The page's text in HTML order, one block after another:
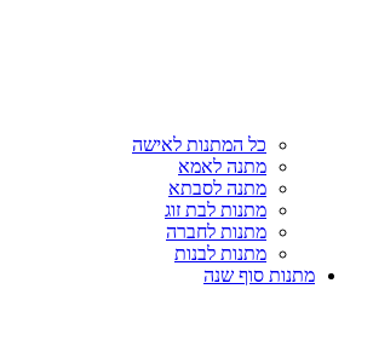
כל המתנות לאישה
מתנה לאמא
מתנה לסבתא
מתנות לבת זוג
מתנות לחברה
מתנות לבנות
מתנות סוף שנה